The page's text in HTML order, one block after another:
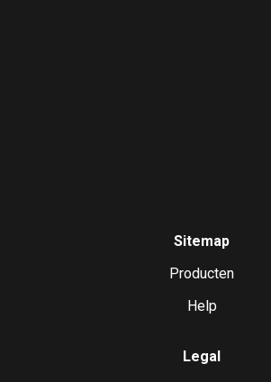
Sitemap
Producten
Help
Legal